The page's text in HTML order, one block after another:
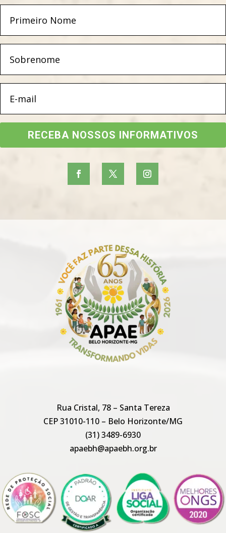
RECEBA NOSSOS INFORMATIVOS
Rua Cristal, 78 – Santa Tereza
CEP 31010-110 – Belo Horizonte/MG
(31) 3489-6930
apaebh@apaebh.org.br